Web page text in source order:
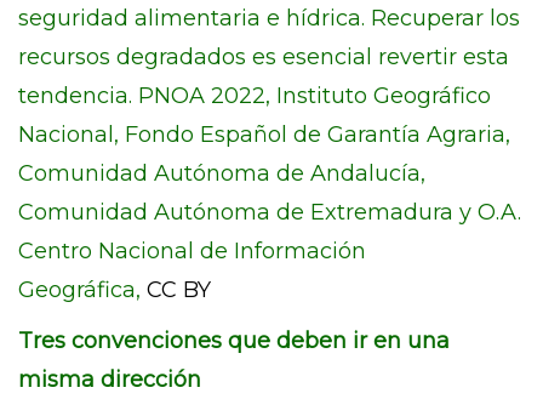
seguridad alimentaria e hídrica. Recuperar los
recursos degradados es esencial revertir esta
tendencia. PNOA 2022, Instituto Geográfico
Nacional, Fondo Español de Garantía Agraria,
Comunidad Autónoma de Andalucía,
Comunidad Autónoma de Extremadura y O.A.
Centro Nacional de Información
Geográfica, CC BY
Tres convenciones que deben ir en una
misma dirección